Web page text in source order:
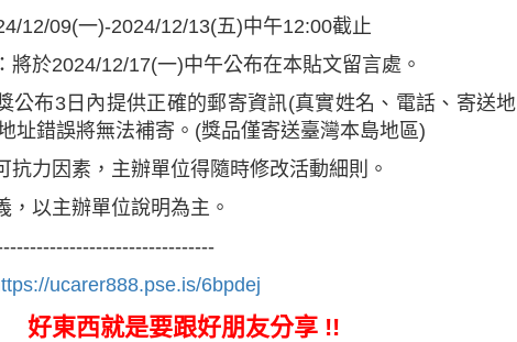
12/09(一)-2024/12/13(五)中午12:00截止
將於2024/12/17(一)中午公布在本貼文留言處。
公布3日內提供正確的郵寄資訊(真實姓名、電話、寄送地
址錯誤將無法補寄。(獎品僅寄送臺灣本島地區)
抗力因素，主辦單位得隨時修改活動細則。
，以主辦單位說明為主。
ucarer888.pse.is/6bpdej
好東西就是要跟好朋友分享 !!